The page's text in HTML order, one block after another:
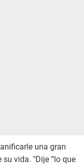
una gran
vida. "Dije “lo que